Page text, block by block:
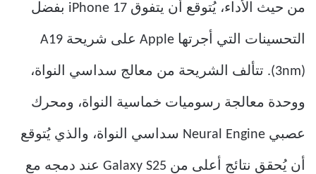
من حيث الأداء، يُتوقع أن يتفوق iPhone 17 بفضل
التحسينات التي أجرتها Apple على شريحة A19
(3nm). تتألف الشريحة من معالج سداسي النواة،
ووحدة معالجة رسوميات خماسية النواة، ومحرك
عصبي Neural Engine سداسي النواة، والذي يُتوقع
أن يُحقق نتائج أعلى من Galaxy S25 عند دمجه مع